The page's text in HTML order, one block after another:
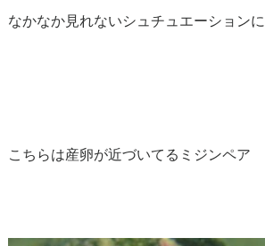
なかなか見れないシュチュエーション
こちらは産卵が近づいてるミジンペア